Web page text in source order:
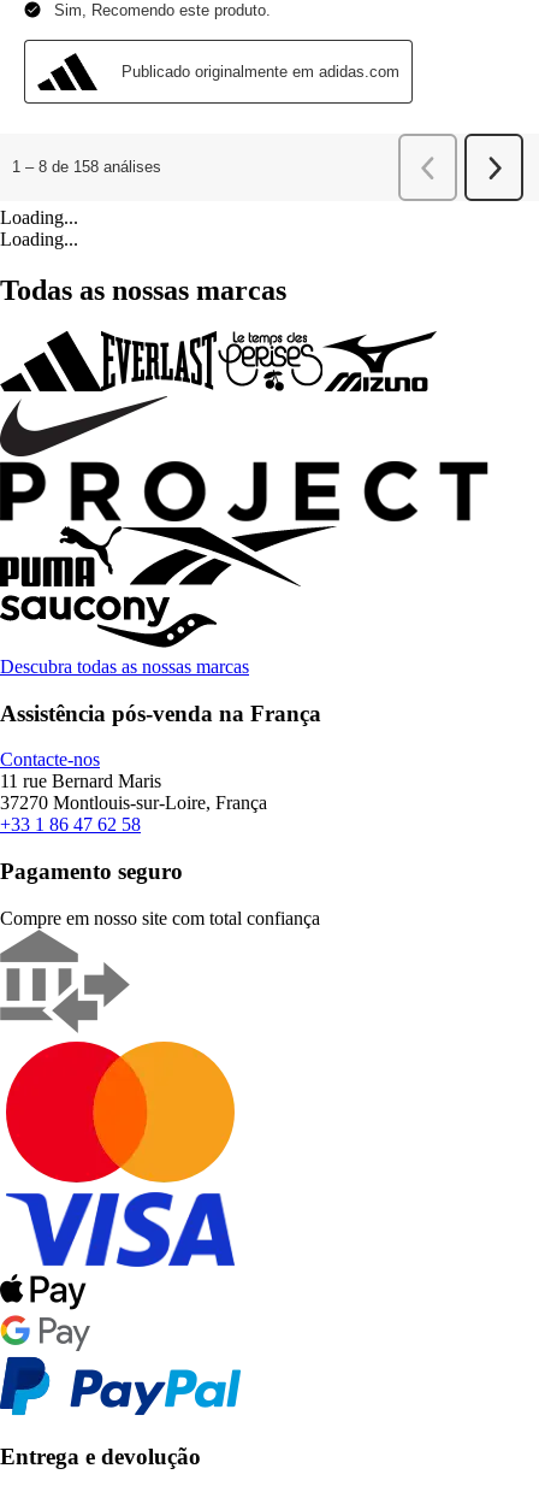
Loading...
Loading...
Todas as nossas marcas
Descubra todas as nossas marcas
Assistência pós-venda na França
Contacte-nos
11 rue Bernard Maris
37270 Montlouis-sur-Loire, França
+33 1 86 47 62 58
Pagamento seguro
Compre em nosso site com total confiança
Entrega e devolução